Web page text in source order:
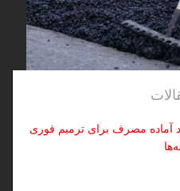
مصرف برای ترمیم فوری